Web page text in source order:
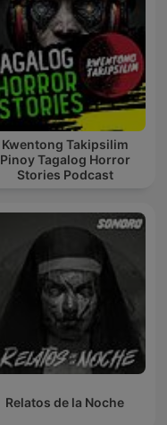
Kwentong Takipsilim
Pinoy Tagalog Horror
Stories Podcast
Relatos de la Noche